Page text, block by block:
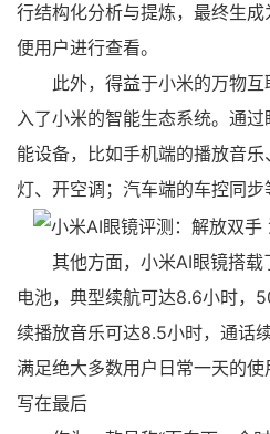
行结构化分析与提炼，最终生
便用户进行查看。
此外，得益于小米的万物互
入了小米的智能生态系统。通
能设备，比如手机端的播放音
灯、开空调；汽车端的车控同步
其他方面，小米AI眼镜搭载
电池，典型续航可达8.6小时，
续播放音乐可达8.5小时，通话
满足绝大多数用户日常一天的使
写在最后